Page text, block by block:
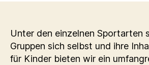
Unter den einzelnen Sportarten
Gruppen sich selbst und ihre
für Kinder bieten wir ein